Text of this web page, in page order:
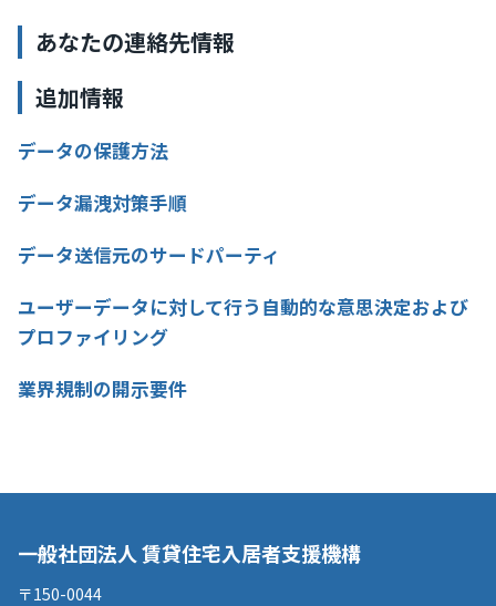
あなたの連絡先情報
追加情報
データの保護方法
データ漏洩対策手順
データ送信元のサードパーティ
ユーザーデータに対して行う自動的な意思決定および
プロファイリング
業界規制の開示要件
一般社団法人 賃貸住宅入居者支援機構
〒150-0044